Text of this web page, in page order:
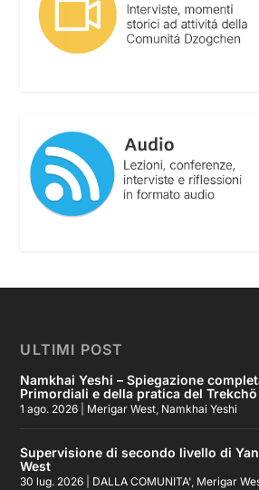
ULTIMI POST
Namkhai Yeshi – Spiegazione
Primordiali e della pratica del Trekchö
1 ago. 2026 Merigar West, Namkhai Yeshi
Supervisione di secondo livello di
West
30 lug. 2026 DALLA COMUNITA', Merigar